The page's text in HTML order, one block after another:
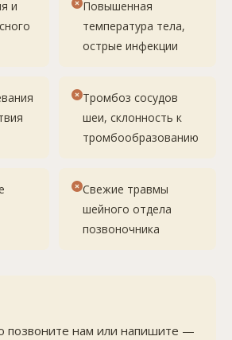
и
Повышенная
температура тела,
острые инфекции
Тромбоз сосудов
шеи, склонность к
тромбообразованию
Свежие травмы
шейного отдела
позвоночника
позвоните нам или напишите —